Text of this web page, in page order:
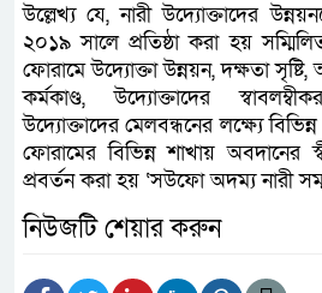
উল্লেখ্য যে, নারী উদ্যোক্তাদের
২০১৯ সালে প্রতিষ্ঠা করা হয়
ফোরামে উদ্যোক্তা উন্নয়ন, দক্ষতা
কর্মকাণ্ড, উদ্যোক্তাদের
উদ্যোক্তাদের মেলবন্ধনের লক্ষ্যে
ফোরামের বিভিন্ন শাখায় অবদানের
প্রবর্তন করা হয় ‘সউফো অদম্য নারী
নিউজটি শেয়ার করুন